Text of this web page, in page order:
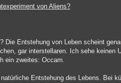
von Aliens?
Die Entstehung von Leben scheint
gar interstellaren. Ich sehe
ein zweites: Occam.
Entstehung des Lebens. Bei